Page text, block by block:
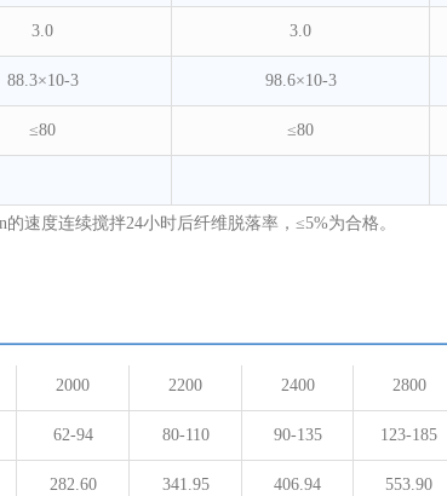
3.0 3.0
88.3×10-3 98.6×10-3
≤80 ≤80
速度连续搅拌24小时后纤维脱落率，≤5%为合格。
2000 2200 2400 2800
62-94 80-110 90-135 123-185
282.60 341.95 406.94 553.90